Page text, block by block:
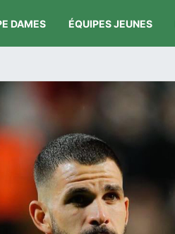
DAMES ÉQUIPES JEUNES